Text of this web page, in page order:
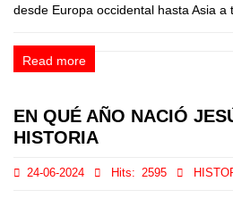
desde Europa occidental hasta Asia a
Read more
EN QUÉ AÑO NACIÓ
HISTORIA
24-06-2024 Hits: 2595